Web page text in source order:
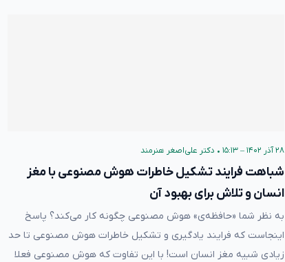
۲۸ آذر ۱۴۰۲ – ۱۵:۱۳ • دکتر علی‌اصغر هنرمند
شباهت فرایند تشکیل خاطرات هوش مصنوعی با مغز
انسان و تلاش برای بهبود آن
به نظر شما «حافظه‌ی» هوش مصنوعی چگونه کار می‌کند؟ پاسخ
اینجاست که فرایند یادگیری و تشکیل خاطرات هوش مصنوعی تا حد
زیادی شبیه مغز انسان است! با این تفاوت که هوش مصنوعی فعلا